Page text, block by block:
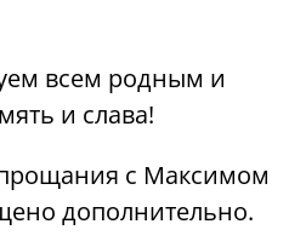
всем родным и
и слава!
с Максимом
дополнительно.